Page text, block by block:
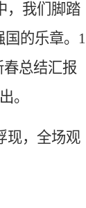
，我们脚踏
的乐章。 1
春总结汇报
。
现，全场观